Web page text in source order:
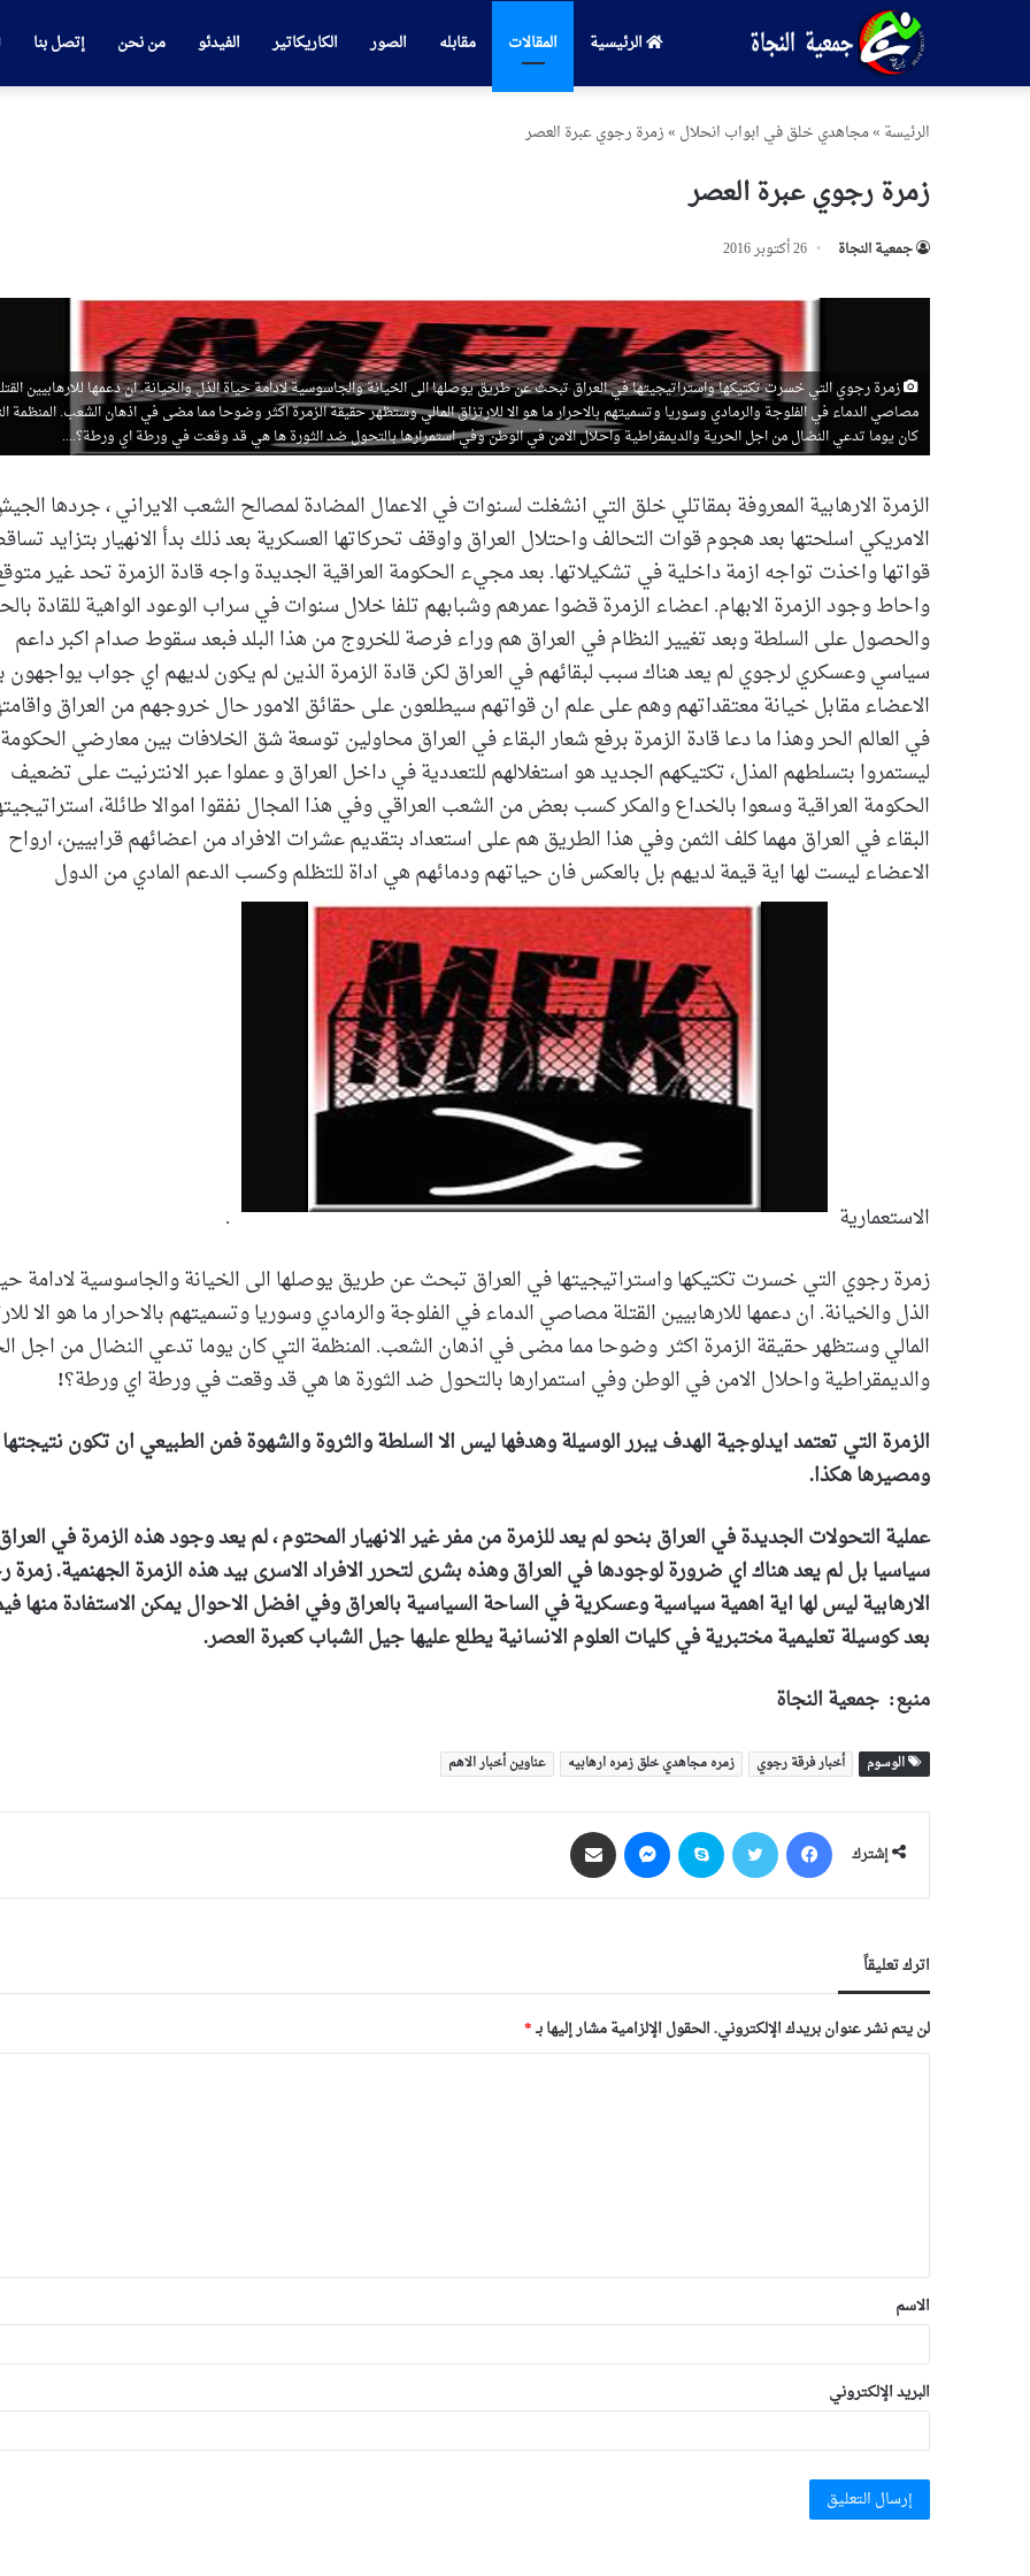
الرئيسية المقالات مقابله الصور الكاريكاتير الفيدئو من نحن إتصل بنا
الرئیسة »مجاهدي خلق في ابواب انحلال »زمرة رجوي عبرة العصر
زمرة رجوي عبرة العصر
جمعیة النجاة 26 أكتوبر 2016
زمرة رجوي التي خسرت تكتيكها واستراتيجيتها في العراق تبحث عن طريق يوصلها الى الخيانة والجاسوسية لادامة حياة الذل والخيانة. ان دعمها للارهابيين
مصاصي الدماء في الفلوجة والرمادي وسوريا وتسميتهم بالاحرار ما هو الا للارتزاق المالي وستظهر حقيقة الزمرة اكثر وضوحا مما مضى في اذهان الشعب. المنظمة
كان يوما تدعي النضال من اجل الحرية والديمقراطية واحلال الامن في الوطن وفي استمرارها بالتحول ضد الثورة ها هي قد وقعت في ورطة اي ورطة؟....
الزمرة الارهابية المعروفة بمقاتلي خلق التي انشغلت لسنوات في الاعمال المضادة لمصالح الشعب الايراني ، جردها
الامريكي اسلحتها بعد هجوم قوات التحالف واحتلال العراق واوقف تحركاتها العسكرية بعد ذلك بدأ الانهيار بتزايد
قواتها واخذت تواجه ازمة داخلية في تشكيلاتها. بعد مجيء الحكومة العراقية الجديدة واجه قادة الزمرة تحد غير
واحاط وجود الزمرة الابهام. اعضاء الزمرة قضوا عمرهم وشبابهم تلفا خلال سنوات في سراب الوعود الواهية للقادة
والحصول على السلطة وبعد تغيير النظام في العراق هم وراء فرصة للخروج من هذا البلد فبعد سقوط صدام اكبر داعم
سياسي وعسكري لرجوي لم يعد هناك سبب لبقائهم في العراق لكن قادة الزمرة الذين لم يكون لديهم اي جواب يواجهون
الاعضاء مقابل خيانة معتقداتهم وهم على علم ان قواتهم سيطلعون على حقائق الامور حال خروجهم من العراق
في العالم الحر وهذا ما دعا قادة الزمرة برفع شعار البقاء في العراق محاولين توسعة شق الخلافات بين معارضي الحكومة
ليستمروا بتسلطهم المذل، تكتيكهم الجديد هو استغلالهم للتعددية في داخل العراق و عملوا عبر الانترنيت على تضعيف
الحكومة العراقية وسعوا بالخداع والمكر كسب بعض من الشعب العراقي وفي هذا المجال نفقوا اموالا طائلة،
البقاء في العراق مهما كلف الثمن وفي هذا الطريق هم على استعداد بتقديم عشرات الافراد من اعضائهم قرابيين، ارواح
الاعضاء ليست لها اية قيمة لديهم بل بالعكس فان حياتهم ودمائهم هي اداة للتظلم وكسب الدعم المادي من الدول
الاستعمارية
.
زمرة رجوي التي خسرت تكتيكها واستراتيجيتها في العراق تبحث عن طريق يوصلها الى الخيانة والجاسوسية لادامة
الذل والخيانة. ان دعمها للارهابيين القتلة مصاصي الدماء في الفلوجة والرمادي وسوريا وتسميتهم بالاحرار ما هو الا
المالي وستظهر حقيقة الزمرة اكثر وضوحا مما مضى في اذهان الشعب. المنظمة التي كان يوما تدعي النضال من اجل
والديمقراطية واحلال الامن في الوطن وفي استمرارها بالتحول ضد الثورة ها هي قد وقعت في ورطة اي ورطة؟!
الزمرة التي تعتمد ايدلوجية الهدف يبرر الوسيلة وهدفها ليس الا السلطة والثروة والشهوة فمن الطبيعي ان تكون نتيجتها
ومصيرها هكذا.
عملية التحولات الجديدة في العراق بنحو لم يعد للزمرة من مفر غير الانهيار المحتوم ، لم يعد وجود هذه الزمرة في
سياسيا بل لم يعد هناك اي ضرورة لوجودها في العراق وهذه بشرى لتحرر الافراد الاسرى بيد هذه الزمرة الجهنمية.
الارهابية ليس لها اية اهمية سياسية وعسكرية في الساحة السياسية بالعراق وفي افضل الاحوال يمكن الاستفادة منها
بعد كوسيلة تعليمية مختبرية في كليات العلوم الانسانية يطلع عليها جيل الشباب كعبرة العصر.
منبع: جمعية النجاة
الوسوم أخبار فرقة رجوي زمره مجاهدي خلق زمره ارهابیه عناوین أخبار الاهم
إشترك
فيسبوك سكايب ماسنجر
اترك تعليقاً
لن يتم نشر عنوان بريدك الإلكتروني.الحقول الإلزامية مشار إليها بـ*
الاسم
البريد الإلكتروني